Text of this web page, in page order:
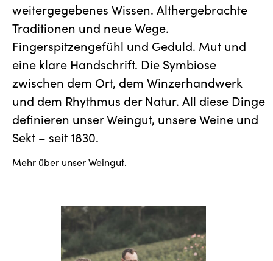
weitergegebenes Wissen. Althergebrachte
Traditionen und neue Wege.
Fingerspitzengefühl und Geduld. Mut und
eine klare Handschrift. Die Symbiose
zwischen dem Ort, dem Winzerhandwerk
und dem Rhythmus der Natur. All diese Dinge
definieren unser Weingut, unsere Weine und
Sekt – seit 1830.
Mehr über unser Weingut.